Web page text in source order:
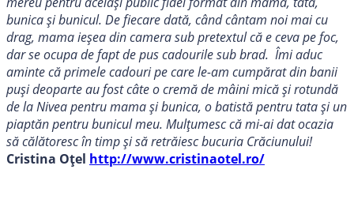
bunica și bunicul. De fiecare dată, când cântam noi mai cu
drag, mama ieșea din camera sub pretextul că e ceva pe foc,
dar se ocupa de fapt de pus cadourile sub brad. Îmi aduc
aminte că primele cadouri pe care le-am cumpărat din banii
puși deoparte au fost câte o cremă de mâini mică și rotundă
de la Nivea pentru mama și bunica, o batistă pentru tata și un
piaptăn pentru bunicul meu. Mulțumesc că mi-ai dat ocazia
să călătoresc în timp și să retrăiesc bucuria Crăciunului!
Cristina Oțel http://www.cristinaotel.ro/